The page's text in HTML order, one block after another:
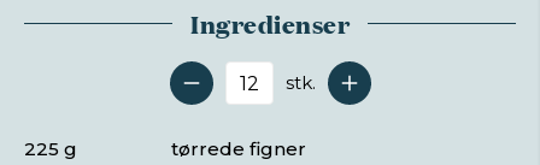
Ingredienser
Antal serveringer
stk.
tørrede figner
225 g